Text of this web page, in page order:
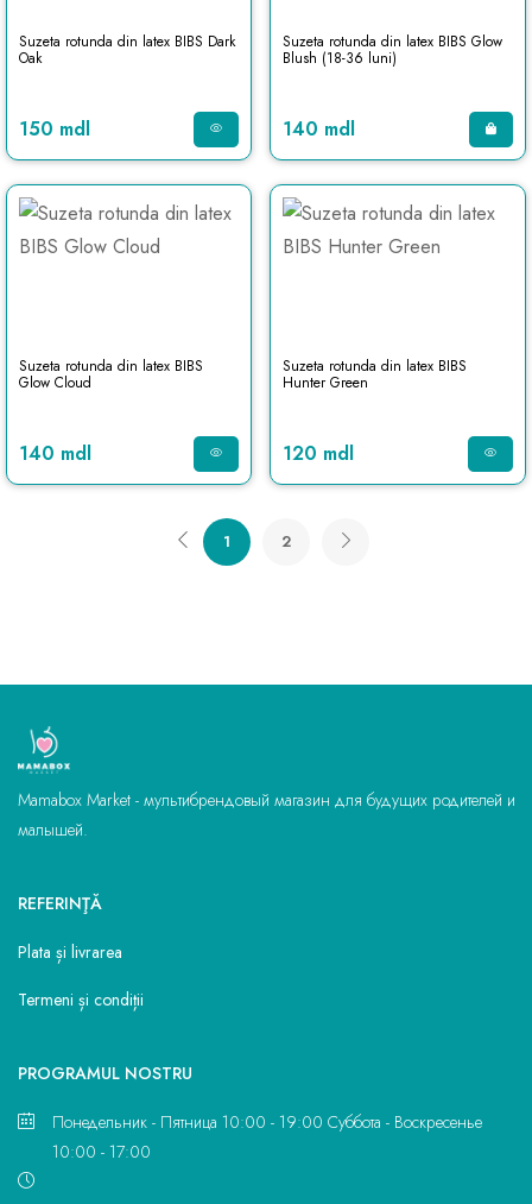
Suzeta rotunda din latex BIBS Dark
Oak
150 mdl
Suzeta rotunda din latex BIBS Glow
Blush (18-36 luni)
140 mdl
Suzeta rotunda din latex BIBS
Glow Cloud
140 mdl
Suzeta rotunda din latex BIBS
Hunter Green
120 mdl
1 2
Mamabox Market - мультибрендовый магазин для будущих родителей и
малышей.
REFERINŢĂ
Plata și livrarea
Termeni și condiții
PROGRAMUL NOSTRU
Понедельник - Пятница 10:00 - 19:00 Суббота - Воскресенье
10:00 - 17:00